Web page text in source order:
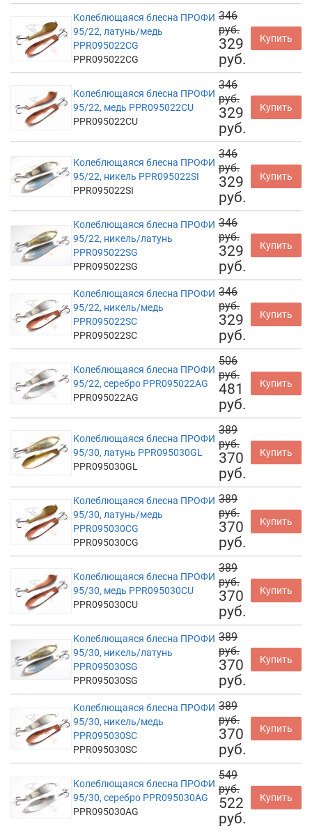
Колеблющаяся блесна ПРОФИ
95/22, латунь/медь
PPR095022CG
PPR095022CG
346
руб.
329
руб.
Купить
Колеблющаяся блесна ПРОФИ
95/22, медь PPR095022CU
PPR095022CU
346
руб.
329
руб.
Купить
Колеблющаяся блесна ПРОФИ
95/22, никель PPR095022SI
PPR095022SI
346
руб.
329
руб.
Купить
Колеблющаяся блесна ПРОФИ
95/22, никель/латунь
PPR095022SG
PPR095022SG
346
руб.
329
руб.
Купить
Колеблющаяся блесна ПРОФИ
95/22, никель/медь
PPR095022SC
PPR095022SC
346
руб.
329
руб.
Купить
Колеблющаяся блесна ПРОФИ
95/22, серебро PPR095022AG
PPR095022AG
506
руб.
481
руб.
Купить
Колеблющаяся блесна ПРОФИ
95/30, латунь PPR095030GL
PPR095030GL
389
руб.
370
руб.
Купить
Колеблющаяся блесна ПРОФИ
95/30, латунь/медь
PPR095030CG
PPR095030CG
389
руб.
370
руб.
Купить
Колеблющаяся блесна ПРОФИ
95/30, медь PPR095030CU
PPR095030CU
389
руб.
370
руб.
Купить
Колеблющаяся блесна ПРОФИ
95/30, никель/латунь
PPR095030SG
PPR095030SG
389
руб.
370
руб.
Купить
Колеблющаяся блесна ПРОФИ
95/30, никель/медь
PPR095030SC
PPR095030SC
389
руб.
370
руб.
Купить
Колеблющаяся блесна ПРОФИ
95/30, серебро PPR095030AG
PPR095030AG
549
руб.
522
руб.
Купить